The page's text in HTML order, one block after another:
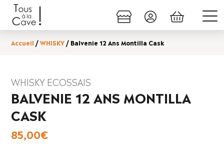
Accueil /WHISKY / Balvenie 12 Ans Montilla Cask
WHISKY ECOSSAIS
BALVENIE 12 ANS MONTILLA
CASK
85,00€